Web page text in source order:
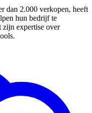
dan 2.000 verkopen, heeft
hun bedrijf te
zijn expertise over